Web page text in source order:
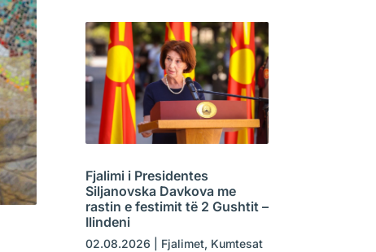
Fjalimi i Presidentes
Siljanovska Davkova me
rastin e festimit të 2 Gushtit –
Ilindeni
02.08.2026 Fjalimet, Kumtesat